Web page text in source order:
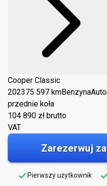
Cooper Classic
202375 597 kmBenzyna
przednie koła
104 890 zł brutto
VAT
Zarezerwuj
Pierwszy użytkownik